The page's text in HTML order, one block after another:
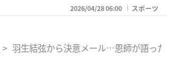
2026/04/28 06:00 スポーツ
> 羽生結弦から決意メール…恩師が語った